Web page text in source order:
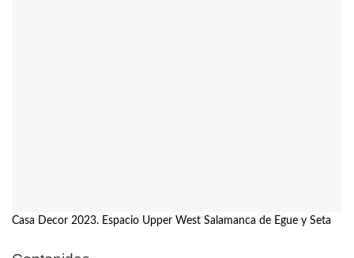
Casa Decor 2023. Espacio Upper West Salamanca de Egue y Seta